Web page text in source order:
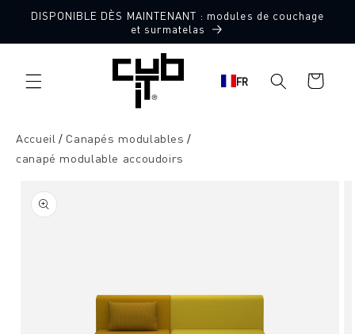
directement
DISPONIBLE DÈS MAINTENANT : modules de couchage
et surmatelas
FR
Panier
d'achat
Accueil
Canapés modulables
canapé modulable accoudoirs
sur le
produit
Fabriqué en Allemagne 🖤